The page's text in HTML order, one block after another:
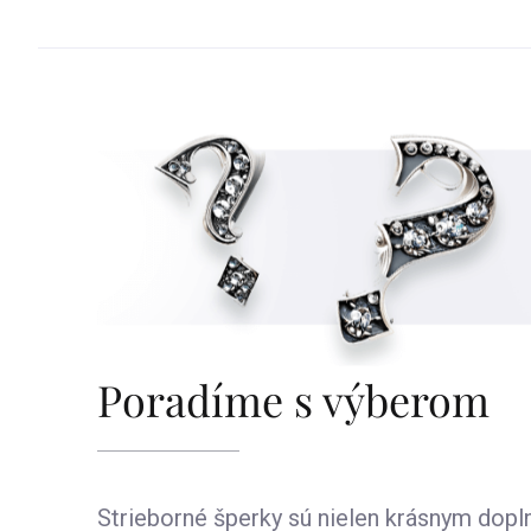
Poradíme s výberom
Strieborné šperky sú nielen krásnym